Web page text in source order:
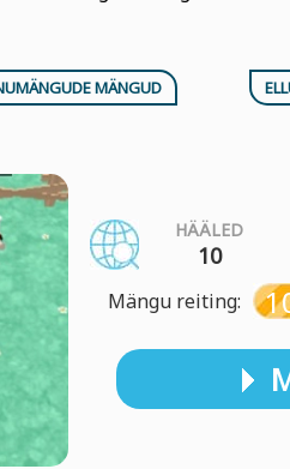
MÄNGUD
HÄÄLED
10
Mängu reiting: